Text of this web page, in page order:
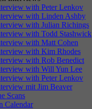
with Peter Lenkov
with Linden Ashby
with Julian Richings
with Todd Stashwick
with Matt Cohen
with Kim Rhodes
with Rob Benedict
with Will Yun Lee
with Peter Lenkov
mit Jim Beaver
Scans
Calendar